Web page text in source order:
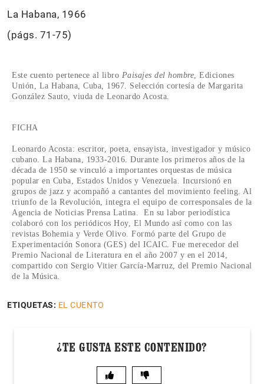
La Habana, 1966
(págs. 71-75)
Este cuento pertenece al libro Paisajes del hombre, Ediciones
Unión, La Habana, Cuba, 1967. Selección cortesía de Margarita
González Sauto, viuda de Leonardo Acosta.
FICHA
Leonardo Acosta: escritor, poeta, ensayista, investigador y músico
cubano. La Habana, 1933-2016. Durante los primeros años de la
década de 1950 se vinculó a importantes orquestas de música
popular en Cuba, Estados Unidos y Venezuela. Incursionó en
grupos de jazz y acompañó a cantantes del movimiento feeling. Al
triunfo de la Revolución, integra el equipo de corresponsales de la
Agencia de Noticias Prensa Latina. En su labor periodística
colaboró con los periódicos Hoy, El Mundo así como con las
revistas Bohemia y Verde Olivo. Formó parte del Grupo de
Experimentación Sonora (GES) del ICAIC. Fue merecedor del
Premio Nacional de Literatura en el año 2007 y en el 2014,
compartido con Sergio Vitier García-Marruz, del Premio Nacional
de la Música.
ETIQUETAS: EL CUENTO
¿TE GUSTA ESTE CONTENIDO?